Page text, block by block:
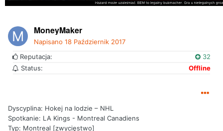
MoneyMaker
Napisano 18 Październik 2017
Reputacja:
32
Status:
Offline
Dyscyplina: Hokej na lodzie – NHL
Spotkanie: LA Kings - Montreal Canadiens
Typ: Montreal [zwycięstwo]